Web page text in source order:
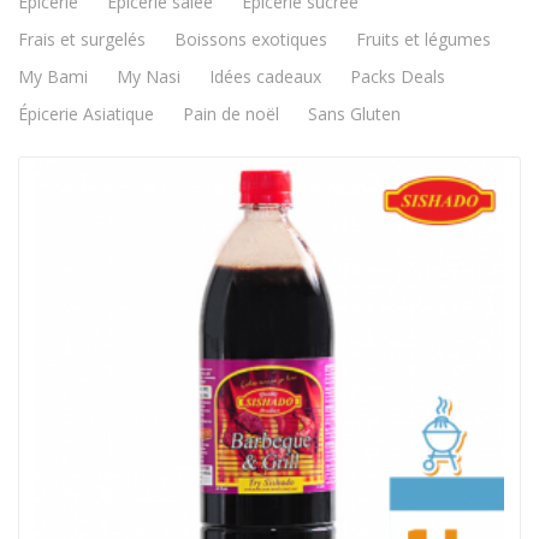
Frais et surgelés
Boissons exotiques
Fruits et légumes
My Bami
My Nasi Idées cadeaux
Packs Deals
Épicerie Asiatique
Pain de noël Sans Gluten